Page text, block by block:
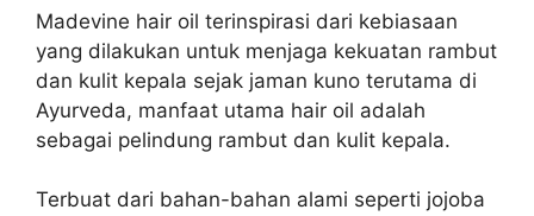
Madevine hair oil terinspirasi dari kebiasaan
yang dilakukan untuk menjaga kekuatan rambut
dan kulit kepala sejak jaman kuno terutama di
Ayurveda, manfaat utama hair oil adalah
sebagai pelindung rambut dan kulit kepala.
Terbuat dari bahan-bahan alami seperti jojoba